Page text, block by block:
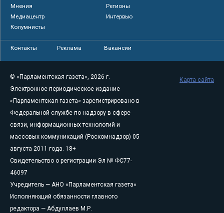
Мнения
Регионы
Медиацентр
Интервью
Колумнисты
Контакты Реклама Вакансии
© «Парламентская газета», 2026 г.
Электронное периодическое издание
«Парламентская газета» зарегистрировано в
Федеральной службе по надзору в сфере
связи, информационных технологий и
массовых коммуникаций (Роскомнадзор) 05
августа 2011 года. 18+
Свидетельство о регистрации Эл № ФС77-
46097
Учредитель — АНО «Парламентская газета»
Исполняющий обязанности главного
редактора — Абдуллаев М.Р.
Карта сайта